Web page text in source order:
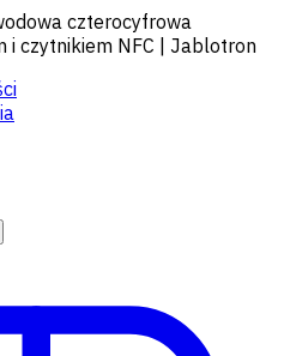
czterocyfrowa
i czytnikiem NFC | Jablotron